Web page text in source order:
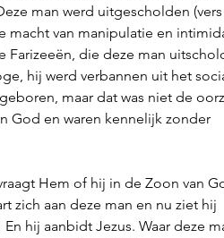
man werd uitgescholden (vers
macht van manipulatie en
Farizeeën, die deze man
hij werd verbannen uit het
maar dat was niet de
God en waren kennelijk zonder
Hem of hij in de Zoon van
zich aan deze man en nu ziet hij
hij aanbidt Jezus. Waar deze